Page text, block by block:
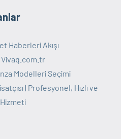
Haberleri Akışı
Vivaq.com.tr
Modelleri Seçimi
| Profesyonel, Hızlı ve